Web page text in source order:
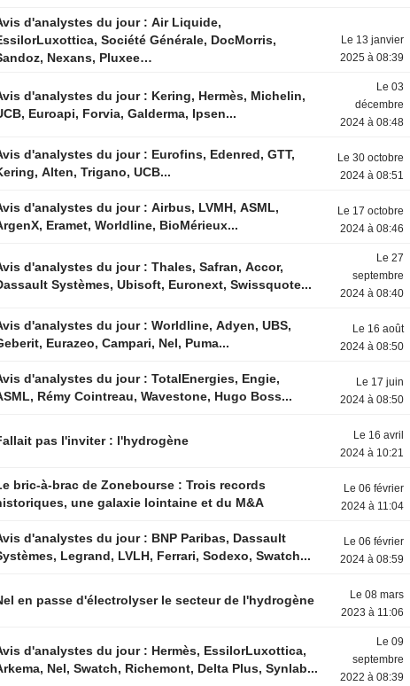
d'analystes du jour : Air Liquide,
Société Générale, DocMorris,
Nexans, Pluxee…
Le 13 janvier
2025 à 08:39
d'analystes du jour : Kering, Hermès, Michelin,
Euroapi, Forvia, Galderma, Ipsen...
Le 03
décembre
2024 à 08:48
d'analystes du jour : Eurofins, Edenred, GTT,
Alten, Trigano, UCB...
Le 30 octobre
2024 à 08:51
d'analystes du jour : Airbus, LVMH, ASML,
Eramet, Worldline, BioMérieux...
Le 17 octobre
2024 à 08:46
d'analystes du jour : Thales, Safran, Accor,
Systèmes, Ubisoft, Euronext, Swissquote...
Le 27
septembre
2024 à 08:40
d'analystes du jour : Worldline, Adyen, UBS,
Eurazeo, Campari, Nel, Puma...
Le 16 août
2024 à 08:50
d'analystes du jour : TotalEnergies, Engie,
Rémy Cointreau, Wavestone, Hugo Boss...
Le 17 juin
2024 à 08:50
pas l'inviter : l'hydrogène
Le 16 avril
2024 à 10:21
bric-à-brac de Zonebourse : Trois records
une galaxie lointaine et du M&A
Le 06 février
2024 à 11:04
d'analystes du jour : BNP Paribas, Dassault
Legrand, LVLH, Ferrari, Sodexo, Swatch...
Le 06 février
2024 à 08:59
en passe d'électrolyser le secteur de l'hydrogène
Le 08 mars
2023 à 11:06
d'analystes du jour : Hermès, EssilorLuxottica,
Nel, Swatch, Richemont, Delta Plus, Synlab...
Le 09
septembre
2022 à 08:39